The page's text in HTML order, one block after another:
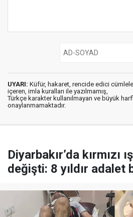
UYARI: Küfür, hakaret, rencide edici
içeren, imla kuralları ile yazılmamış,
Türkçe karakter kullanılmayan ve büyük
onaylanmamaktadır.
Diyarbakır’da kırmızı
değişti: 8 yıldır adalet